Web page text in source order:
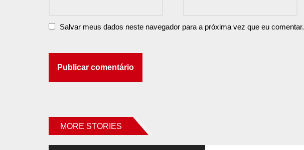
Salvar meus dados neste navegador para a próxima vez que eu comentar.
MORE STORIES